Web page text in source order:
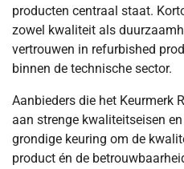
producten centraal staat.
zowel kwaliteit als
vertrouwen in refurbished
binnen de technische sector.
Aanbieders die het Keurmerk
aan strenge kwaliteitseisen
grondige keuring om de
product én de